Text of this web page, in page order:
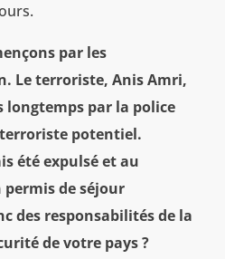
par les
Le terroriste, Anis Amri,
longtemps par la police
potentiel.
été expulsé et au
de séjour
des responsabilités de la
de votre pays ?